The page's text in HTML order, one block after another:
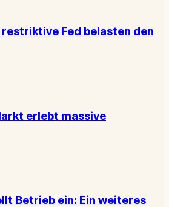
Fed belasten den
erlebt massive
Betrieb ein: Ein weiteres